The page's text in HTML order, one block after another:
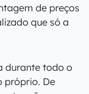
de preços
que só a
durante todo o
próprio. De